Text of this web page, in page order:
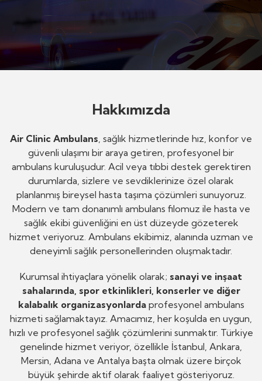
Hakkımızda
Air Clinic Ambulans , sağlık hizmetlerinde hız, konfor ve
güvenli ulaşımı bir araya getiren, profesyonel bir
ambulans kuruluşudur. Acil veya tıbbi destek gerektiren
durumlarda, sizlere ve sevdiklerinize özel olarak
planlanmış bireysel hasta taşıma çözümleri sunuyoruz.
Modern ve tam donanımlı ambulans filomuz ile hasta ve
sağlık ekibi güvenliğini en üst düzeyde gözeterek
hizmet veriyoruz. Ambulans ekibimiz, alanında uzman ve
deneyimli sağlık personellerinden oluşmaktadır.
Kurumsal ihtiyaçlara yönelik olarak; sanayi ve inşaat
sahalarında, spor etkinlikleri, konserler ve diğer
kalabalık organizasyonlardaprofesyonel ambulans
hizmeti sağlamaktayız. Amacımız, her koşulda en uygun,
hızlı ve profesyonel sağlık çözümlerini sunmaktır. Türkiye
genelinde hizmet veriyor, özellikle İstanbul, Ankara,
Mersin, Adana ve Antalya başta olmak üzere birçok
büyük şehirde aktif olarak faaliyet gösteriyoruz.